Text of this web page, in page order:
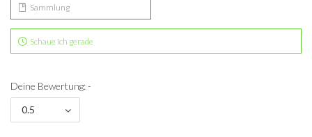
Sammlung
Schaue ich gerade
Deine Bewertung: -
0.5